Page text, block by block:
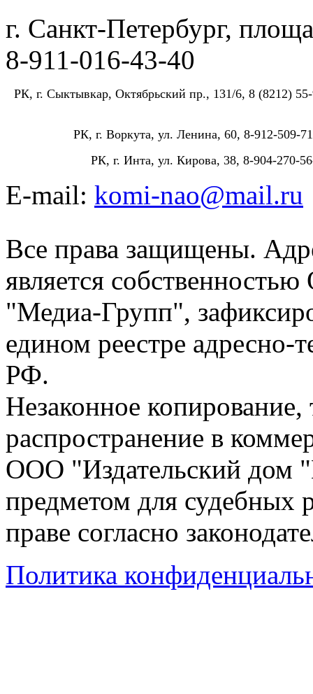
г. Санкт-Петербург,
8-911-016-43-40
РК, г. Сыктывкар, Октябрьский пр., 131/6, 8 (8212)
РК, г. Воркута, ул. Ленина, 60, 8-912-509-
РК, г. Инта, ул. Кирова, 38, 8-904-270-
E-mail: komi-nao@mail.ru
Все права защищены.
является
"Медиа-Групп",
едином реестре адресно-
РФ.
Незаконное
распространение в
ООО "Издательский дом
предметом для судебных
праве согласно
Политика